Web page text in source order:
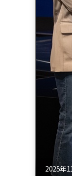
2025年